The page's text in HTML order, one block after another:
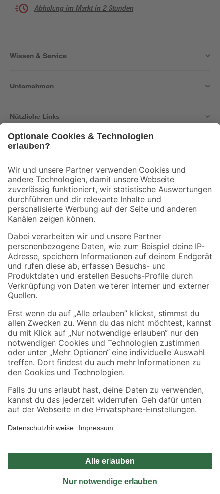
Abholung im Markt in 2 Stunden
Wissen & Service
Unternehmen
Nützliche Links
Der toom Newsletter: Keine Angebote und Aktionen mehr verpassen!
Zur Newsletter Anmeldung
Folge uns
Zahlungsarten Versandarten
Sicher einkaufen
Jetzt die toom-App herunterladen
Alle Preisangaben in EUR inkl. gesetzl. MwSt.. Die dargestellten Angebote sind unter
Umständen nicht in allen Märkten verfügbar. Die angegebenen Verfügbarkeiten beziehen
Produkte nur solange der Vorrat reicht.
*Paketversand ab 59 € versandkostenfrei, gilt nicht für Artikel mit Speditionsversand, hier
Privatsphäre Impressum
Nutzungsbedingungen
Widerrufsrecht
Vertrag widerrufen